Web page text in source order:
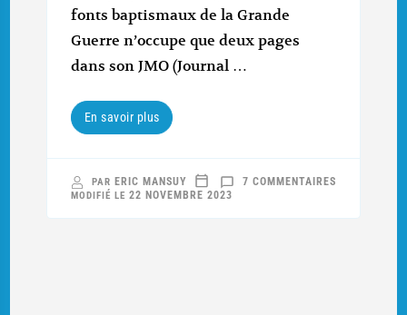
fonts baptismaux de la Grande
Guerre n’occupe que deux pages
dans son JMO (Journal …
En savoir plus
PAR ERIC MANSUY 7 COMMENTAIRESSUR
MODIFIÉ LE22 NOVEMBRE 2023